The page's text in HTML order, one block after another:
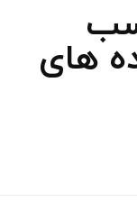
های